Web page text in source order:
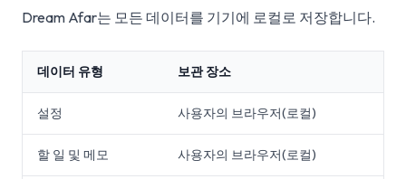
Dream Afar는 모든 데이터를 기기에 로컬로 저장합니다.
데이터 유형 보관 장소
설정 사용자의 브라우저(로컬)
할 일 및 메모 사용자의 브라우저(로컬)